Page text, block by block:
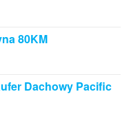
80KM
Dachowy Pacific